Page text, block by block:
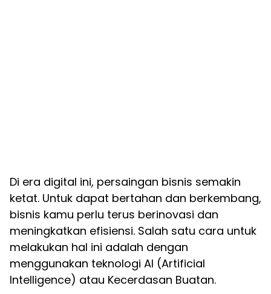
Di era digital ini, persaingan bisnis semakin
ketat. Untuk dapat bertahan dan berkembang,
bisnis kamu perlu terus berinovasi dan
meningkatkan efisiensi. Salah satu cara untuk
melakukan hal ini adalah dengan
menggunakan teknologi AI (Artificial
Intelligence) atau Kecerdasan Buatan.